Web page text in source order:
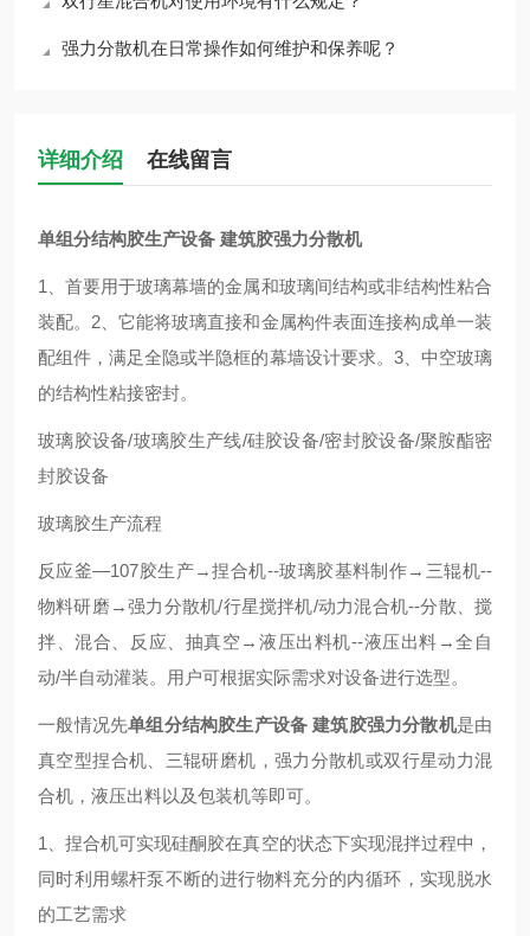
强力分散机在日常操作如何维护和保养呢？
详细介绍 在线留言
单组分结构胶生产设备 建筑胶强力分散机
1、首要用于玻璃幕墙的金属和玻璃间结构或非结构性粘合
装配。2、它能将玻璃直接和金属构件表面连接构成单一装
配组件，满足全隐或半隐框的幕墙设计要求。3、中空玻璃
的结构性粘接密封。
玻璃胶设备/玻璃胶生产线/硅胶设备/密封胶设备/聚胺酯密
封胶设备
玻璃胶生产流程
反应釜—107胶生产→捏合机--玻璃胶基料制作→三辊机--
物料研磨→强力分散机/行星搅拌机/动力混合机--分散、搅
拌、混合、反应、抽真空→液压出料机--液压出料→全自
动/半自动灌装。用户可根据实际需求对设备进行选型。
一般情况先单组分结构胶生产设备 建筑胶强力分散机是由
真空型捏合机、三辊研磨机，强力分散机或双行星动力混
合机，液压出料以及包装机等即可。
1、捏合机可实现硅酮胶在真空的状态下实现混拌过程中，
同时利用螺杆泵不断的进行物料充分的内循环，实现脱水
的工艺需求